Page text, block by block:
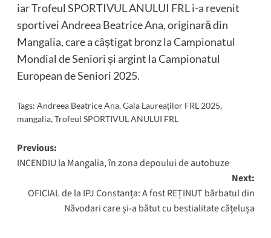
iar Trofeul SPORTIVUL ANULUI FRL i-a revenit
sportivei Andreea Beatrice Ana, originară din
Mangalia, care a câștigat bronz la Campionatul
Mondial de Seniori și argint la Campionatul
European de Seniori 2025.
Tags: Andreea Beatrice Ana,Gala Laureaților FRL 2025,
mangalia,Trofeul SPORTIVUL ANULUI FRL
Post
navigation
Previous:
INCENDIU la Mangalia, în zona depoului de autobuze
Next:
OFICIAL de la IPJ Constanța: A fost REȚINUT bărbatul din
Năvodari care și-a bătut cu bestialitate cățelușa